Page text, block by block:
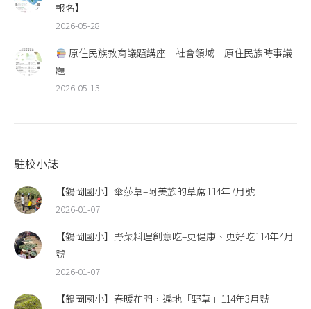
報名】
2026-05-28
原住民族教育議題講座｜社會領域—原住民族時事議
題
2026-05-13
駐校小誌
【鶴岡國小】傘莎草–阿美族的草蓆114年7月號
2026-01-07
【鶴岡國小】野菜料理創意吃–更健康、更好吃114年4月
號
2026-01-07
【鶴岡國小】春暖花開，遍地「野草」114年3月號